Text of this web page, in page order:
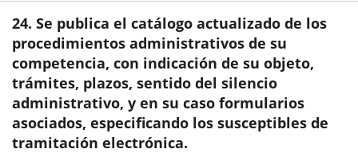
24. Se publica el catálogo actualizado de los
procedimientos administrativos de su
competencia, con indicación de su objeto,
trámites, plazos, sentido del silencio
administrativo, y en su caso formularios
asociados, especificando los susceptibles de
tramitación electrónica.